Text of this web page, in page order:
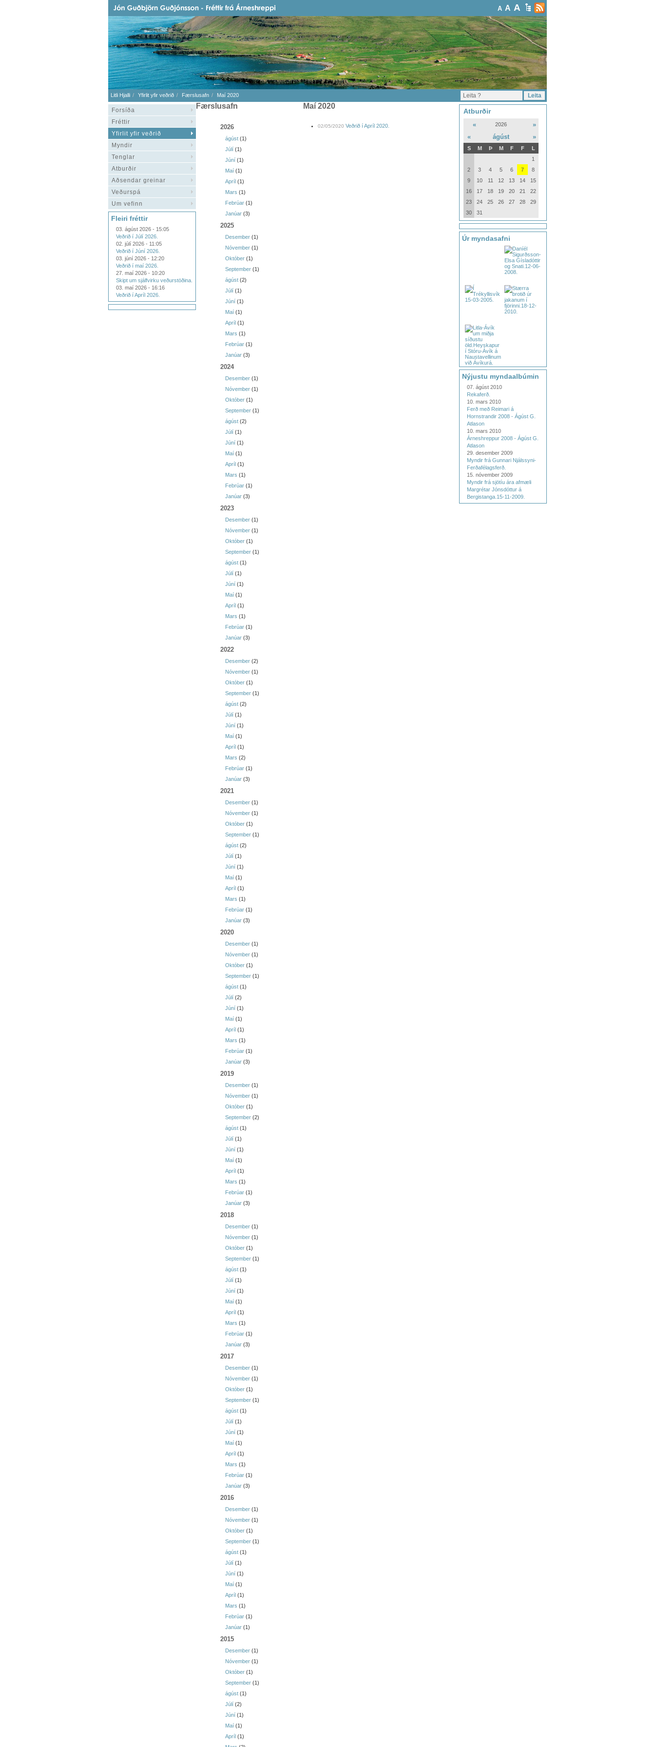
A A A
Litli Hjalli Yfirlit yfir veðrið Færslusafn Maí 2020
Forsíða
Fréttir
Yfirlit yfir veðrið
Myndir
Tenglar
Atburðir
Aðsendar greinar
Veðurspá
Um vefinn
Fleiri fréttir
03. ágúst 2026 - 15:05
Veðrið í Júlí 2026.
02. júlí 2026 - 11:05
Veðrið í Júní 2026.
03. júní 2026 - 12:20
Veðrið í maí 2026.
27. maí 2026 - 10:20
Skipt um sjálfvirku veðurstöðina.
03. maí 2026 - 16:16
Veðrið í Apríl 2026.
Færslusafn
2026
ágúst (1)
Júlí (1)
Júní (1)
Maí (1)
Apríl (1)
Mars (1)
Febrúar (1)
Janúar (3)
2025
Desember (1)
Nóvember (1)
Október (1)
September (1)
ágúst (2)
Júlí (1)
Júní (1)
Maí (1)
Apríl (1)
Mars (1)
Febrúar (1)
Janúar (3)
2024
Desember (1)
Nóvember (1)
Október (1)
September (1)
ágúst (2)
Júlí (1)
Júní (1)
Maí (1)
Apríl (1)
Mars (1)
Febrúar (1)
Janúar (3)
2023
Desember (1)
Nóvember (1)
Október (1)
September (1)
ágúst (1)
Júlí (1)
Júní (1)
Maí (1)
Apríl (1)
Mars (1)
Febrúar (1)
Janúar (3)
2022
Desember (2)
Nóvember (1)
Október (1)
September (1)
ágúst (2)
Júlí (1)
Júní (1)
Maí (1)
Apríl (1)
Mars (2)
Febrúar (1)
Janúar (3)
2021
Desember (1)
Nóvember (1)
Október (1)
September (1)
ágúst (2)
Júlí (1)
Júní (1)
Maí (1)
Apríl (1)
Mars (1)
Febrúar (1)
Janúar (3)
2020
Desember (1)
Nóvember (1)
Október (1)
September (1)
ágúst (1)
Júlí (2)
Júní (1)
Maí (1)
Apríl (1)
Mars (1)
Febrúar (1)
Janúar (3)
2019
Desember (1)
Nóvember (1)
Október (1)
September (2)
ágúst (1)
Júlí (1)
Júní (1)
Maí (1)
Apríl (1)
Mars (1)
Febrúar (1)
Janúar (3)
2018
Desember (1)
Nóvember (1)
Október (1)
September (1)
ágúst (1)
Júlí (1)
Júní (1)
Maí (1)
Apríl (1)
Mars (1)
Febrúar (1)
Janúar (3)
2017
Desember (1)
Nóvember (1)
Október (1)
September (1)
ágúst (1)
Júlí (1)
Júní (1)
Maí (1)
Apríl (1)
Mars (1)
Febrúar (1)
Janúar (3)
2016
Desember (1)
Nóvember (1)
Október (1)
September (1)
ágúst (1)
Júlí (1)
Júní (1)
Maí (1)
Apríl (1)
Mars (1)
Febrúar (1)
Janúar (1)
2015
Desember (1)
Nóvember (1)
Október (1)
September (1)
ágúst (1)
Júlí (2)
Júní (1)
Maí (1)
Apríl (1)
maí 2020
02/05/2020 Veðrið í Apríl 2020.
Atburðir
« 2026
»
«
ágúst »
S M Þ M F F
L
1
2
3 4 5 6 7
8
9
10 11 12 13 14
15
16
17 18 19 20 21
22
23
24 25 26 27 28
29
30
31
Úr myndasafni
Nýjustu myndaalbúmin
07. ágúst 2010
Rekaferð.
10. mars 2010
Ferð með Reimari á
Hornstrandir 2008 - Ágúst G.
Atlason
10. mars 2010
Árneshreppur 2008 - Ágúst G.
Atlason
29. desember 2009
Myndir frá Gunnari Njálssyni-
Ferðafélagsferð.
15. nóvember 2009
Myndir frá sjötíu ára afmæli
Margrétar Jónsdóttur á
Bergistanga.15-11-2009.